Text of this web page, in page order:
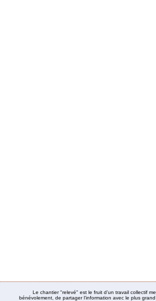
Le chantier "relevé" est le fruit d’un travail collectif
bénévolement, de partager l’information avec le plus